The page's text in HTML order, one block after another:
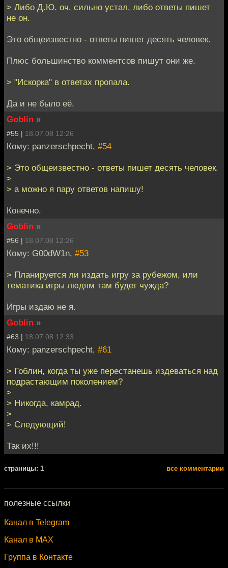
> Либо Д.Ю. оч. сильно устал, либо ответы пишет
не он.
Это общеизвестно - ответы пишет десять человек.
Плюс большинство комментсов пишут они же.
> "Искорка" в ответах пропала.
Да и не было её.
Goblin »
#55 | 18.07.08 12:26
Кому: panzerschpecht, #54
> Это общеизвестно - ответы пишет десять человек.
>
> а можно я пару ответов напишу!
Конечно.
Goblin »
#56 | 18.07.08 12:26
Кому: G00dW1n, #53
> Планируется ли издать игру за рубежом, или
тематика игры людям там будет чужда?
Игры издаю не я.
Goblin »
#63 | 18.07.08 12:33
Кому: panzerschpecht, #61
> Гоблин, когда ты уже перестанешь издеваться над
подрастающим поколением?
>
> Никогда, камрад.
>
> Следующий!
Так их!!!
cтраницы: 1 все комментарии
полезные ссылки
Канал в Telegram
Канал в MAX
Группа в Контакте